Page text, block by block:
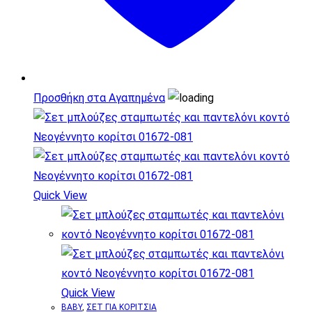
στη
Προσθήκη στα Αγαπημένα
Quick View
Quick View
BABY, ΣΕΤ ΓΙΑ ΚΟΡΙΤΣΙΑ